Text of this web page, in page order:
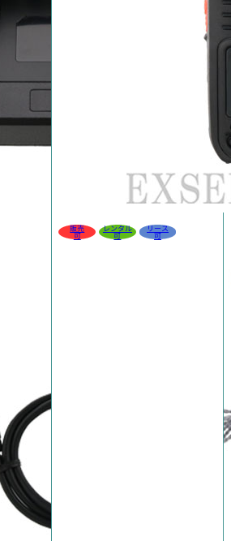
販売
可
レンタル
可
リース
可